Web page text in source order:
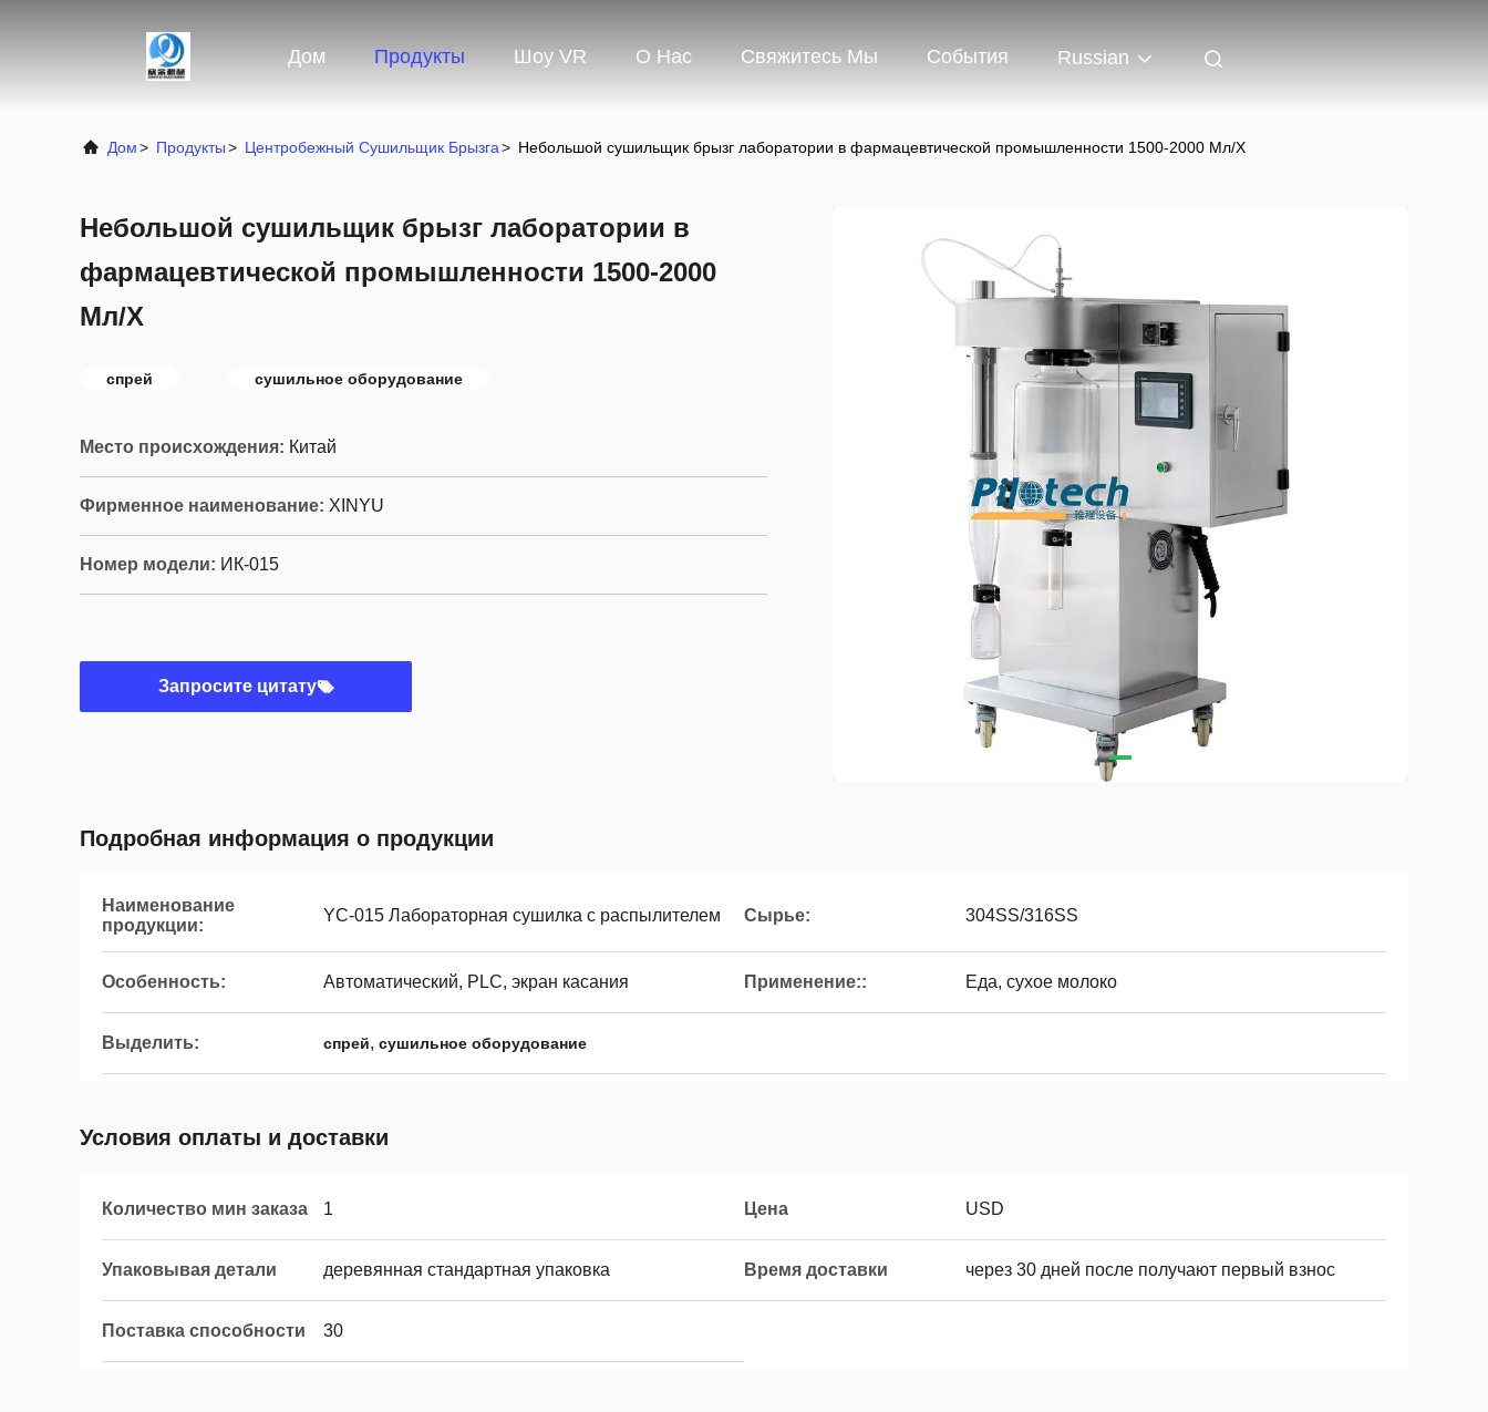
Дом Продукты Шоу VR О Нас Свяжитесь Мы События Russian
Дом> Продукты> Центробежный Сушильщик Брызга> Небольшой сушильщик брызг лаборатории в фармацевтической промышленности 1500-2000 Мл/Х
Небольшой сушильщик брызг лаборатории в
фармацевтической промышленности 1500-2000
Мл/Х
спрей сушильное оборудование
Место происхождения: Китай
Фирменное наименование: XINYU
Номер модели: ИК-015
Запросите цитату
Подробная информация о продукции
Наименование
продукции:
YC-015 Лабораторная сушилка с распылителем Сырье: 304SS/316SS
Особенность: Автоматический, PLC, экран касания Применение:: Еда, сухое молоко
Выделить: спрей, сушильное оборудование
Условия оплаты и доставки
Количество мин заказа 1 Цена USD
Упаковывая детали деревянная стандартная упаковка Время доставки через 30 дней после получают первый взнос
Поставка способности 30